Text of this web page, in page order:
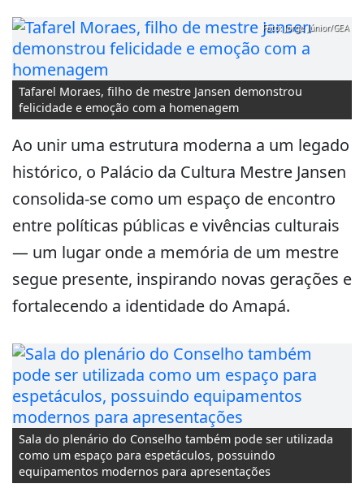
Tafarel Moraes, filho de mestre Jansen demonstrou
felicidade e emoção com a homenagem
Foto: Jorge Júnior/GEA
Ao unir uma estrutura moderna a um legado
histórico, o Palácio da Cultura Mestre Jansen
consolida-se como um espaço de encontro
entre políticas públicas e vivências culturais
— um lugar onde a memória de um mestre
segue presente, inspirando novas gerações e
fortalecendo a identidade do Amapá.
Sala do plenário do Conselho também pode ser utilizada
como um espaço para espetáculos, possuindo
equipamentos modernos para apresentações